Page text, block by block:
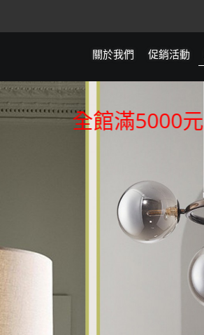
關於我們 促銷活動
全館滿5000元免運費